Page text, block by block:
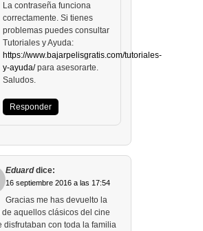
La contraseña funciona
correctamente. Si tienes
problemas puedes consultar
Tutoriales y Ayuda:
https://www.bajarpelisgratis.com/tutoriales-
y-ayuda/para asesorarte.
Saludos.
Responder
Eduard dice:
16 septiembre 2016 a las 17:54
Gracias me has devuelto la
de aquellos clásicos del cine
disfrutaban con toda la familia